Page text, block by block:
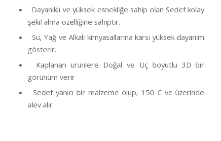
Dayanıklı ve yüksek esnekliğe sahip olan Sedef kolay
şekil alma özelliğine sahiptir.
Su, Yağ ve Alkali kimyasallarına karsı yüksek dayanım
gösterir.
Kaplanan ürünlere Doğal ve Uç boyutlu 3D bir
görünüm verir
Sedef yanıcı bir malzeme olup, 150 C ve üzerinde
alev alır